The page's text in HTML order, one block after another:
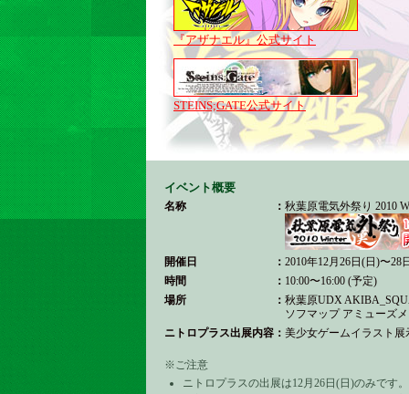
『アザナエル』公式サイト
STEINS;GATE公式サイト
イベント概要
名称 ： 秋葉原電気外祭り 2010
開催日 ： 2010年12月26日(日)〜28
時間
： 10:00〜16:00 (予定)
場所
： 秋葉原UDX
ソフマップ アミューズ
ニトロプラス出展内容 ： 美少女ゲームイラスト
※ご注意
ニトロプラスの出展は12月26日(日)のみです。